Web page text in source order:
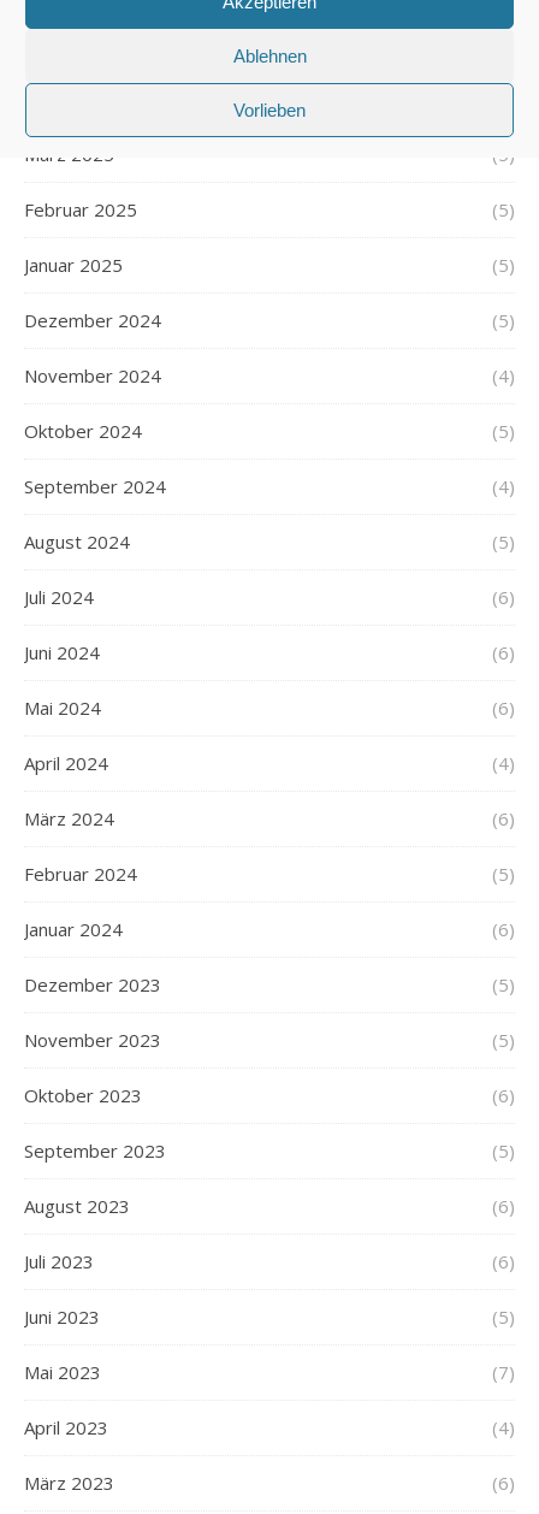
Ablehnen
Vorlieben
März 2025 (5)
Februar 2025 (5)
Januar 2025 (5)
Dezember 2024 (5)
November 2024 (4)
Oktober 2024 (5)
September 2024 (4)
August 2024 (5)
Juli 2024 (6)
Juni 2024 (6)
Mai 2024 (6)
April 2024 (4)
März 2024 (6)
Februar 2024 (5)
Januar 2024 (6)
Dezember 2023 (5)
November 2023 (5)
Oktober 2023 (6)
September 2023 (5)
August 2023 (6)
Juli 2023 (6)
Juni 2023 (5)
Mai 2023 (7)
April 2023 (4)
März 2023 (6)